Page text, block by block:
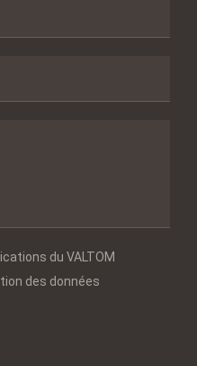
du VALTOM
des données